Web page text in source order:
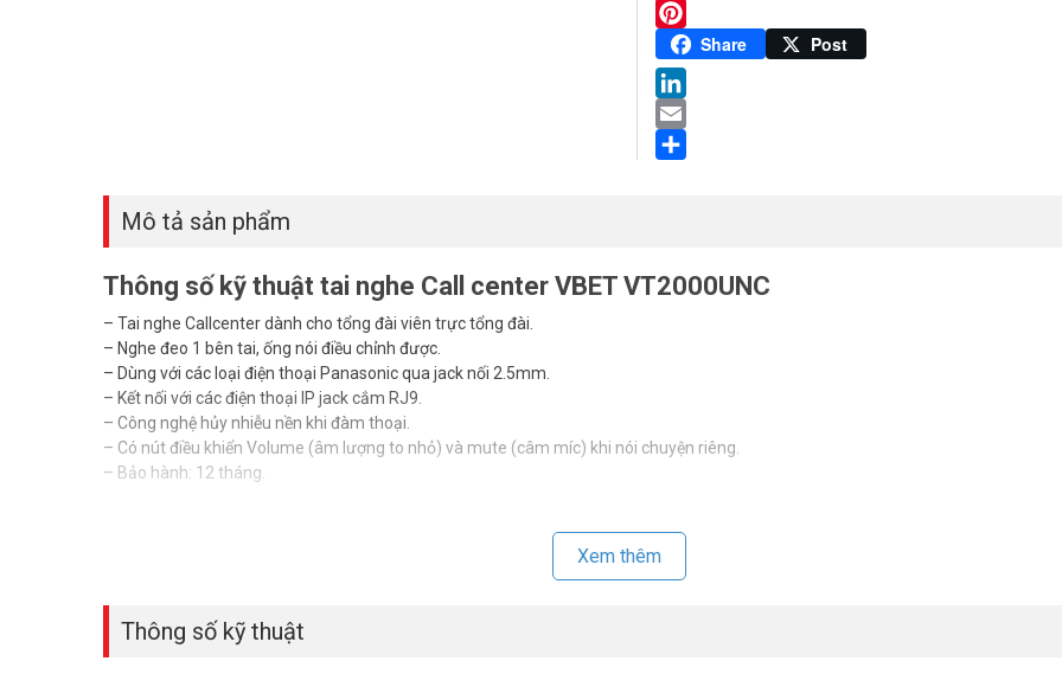
Twitter
Pinterest
Share Post
LinkedIn
Email
Mô tả sản phẩm
Thông số kỹ thuật tai nghe Call center VBET VT2000UNC
– Tai nghe Callcenter dành cho tổng đài viên trực tổng đài.
– Nghe đeo 1 bên tai, ống nói điều chỉnh được.
– Dùng với các loại điện thoại Panasonic qua jack nối 2.5mm.
– Kết nối với các điện thoại IP jack cắm RJ9.
– Công nghệ hủy nhiễu nền khi đàm thoại.
– Có nút điều khiển Volume (âm lượng to nhỏ) và mute (câm míc) khi nói chuyện riêng.
– Bảo hành: 12 tháng.
Để cập nhật thông tin giá tai nghe Call center VBET mới nhất, xin vui lòng liên hệ HOTLINE 1900 9259 để được hỗ trợ tốt nhất.
Xem thêm
Thông số kỹ thuật